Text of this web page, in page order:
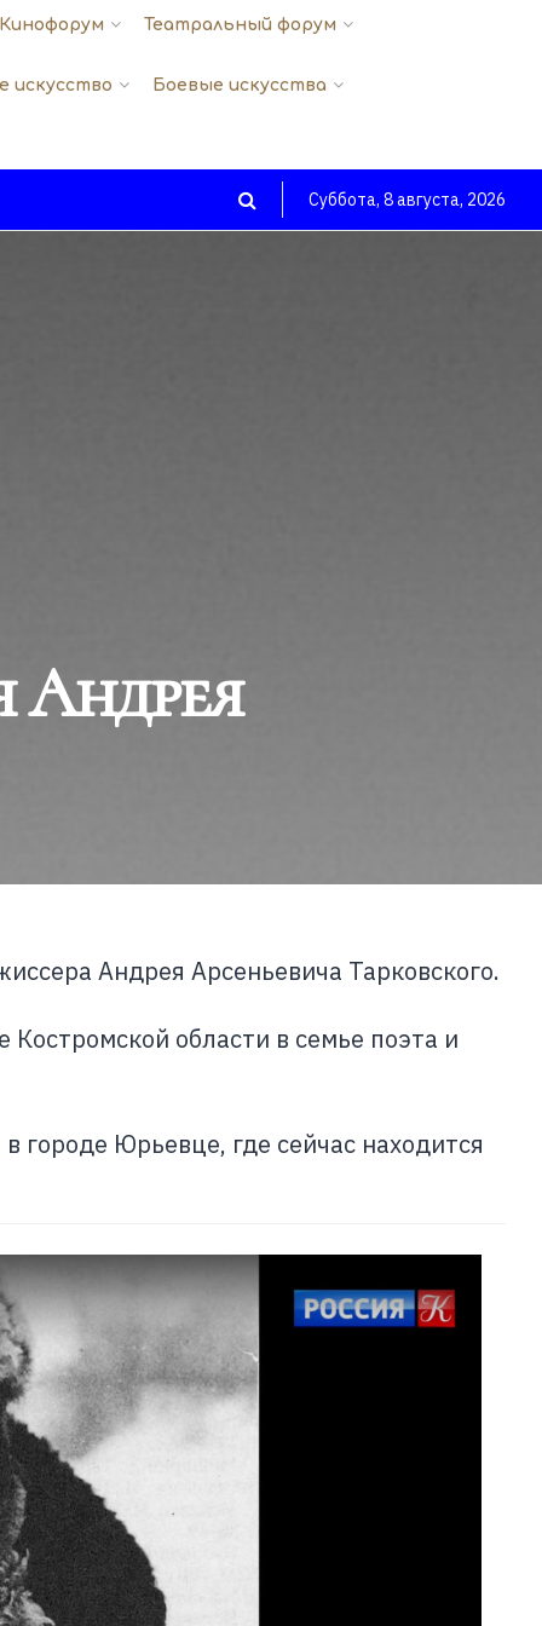
Театральный форум
искусство Боевые искусства
Суббота, 8 августа, 2026
Андрея
Андрея Арсеньевича Тарковского.
области в семье поэта и
городе Юрьевце, где сейчас находится